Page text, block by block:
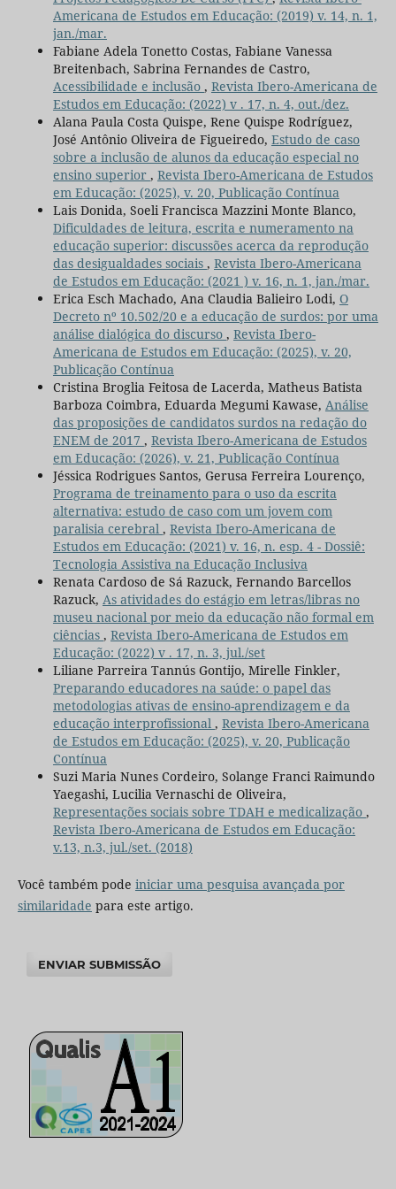
Americana de Estudos em Educação: (2019) v. 14, n. 1,
jan./mar.
Fabiane Adela Tonetto Costas, Fabiane Vanessa
Breitenbach, Sabrina Fernandes de Castro,
Acessibilidade e inclusão , Revista Ibero-Americana de
Estudos em Educação: (2022) v . 17, n. 4, out./dez.
Alana Paula Costa Quispe, Rene Quispe Rodríguez,
José Antônio Oliveira de Figueiredo, Estudo de caso
sobre a inclusão de alunos da educação especial no
ensino superior , Revista Ibero-Americana de Estudos
em Educação: (2025), v. 20, Publicação Contínua
Lais Donida, Soeli Francisca Mazzini Monte Blanco,
Dificuldades de leitura, escrita e numeramento na
educação superior: discussões acerca da reprodução
das desigualdades sociais , Revista Ibero-Americana
de Estudos em Educação: (2021 ) v. 16, n. 1, jan./mar.
Erica Esch Machado, Ana Claudia Balieiro Lodi, O
Decreto nº 10.502/20 e a educação de surdos: por uma
análise dialógica do discurso , Revista Ibero-
Americana de Estudos em Educação: (2025), v. 20,
Publicação Contínua
Cristina Broglia Feitosa de Lacerda, Matheus Batista
Barboza Coimbra, Eduarda Megumi Kawase, Análise
das proposições de candidatos surdos na redação do
ENEM de 2017 , Revista Ibero-Americana de Estudos
em Educação: (2026), v. 21, Publicação Contínua
Jéssica Rodrigues Santos, Gerusa Ferreira Lourenço,
Programa de treinamento para o uso da escrita
alternativa: estudo de caso com um jovem com
paralisia cerebral , Revista Ibero-Americana de
Estudos em Educação: (2021) v. 16, n. esp. 4 - Dossiê:
Tecnologia Assistiva na Educação Inclusiva
Renata Cardoso de Sá Razuck, Fernando Barcellos
Razuck, As atividades do estágio em letras/libras no
museu nacional por meio da educação não formal em
ciências , Revista Ibero-Americana de Estudos em
Educação: (2022) v . 17, n. 3, jul./set
Liliane Parreira Tannús Gontijo, Mirelle Finkler,
Preparando educadores na saúde: o papel das
metodologias ativas de ensino-aprendizagem e da
educação interprofissional , Revista Ibero-Americana
de Estudos em Educação: (2025), v. 20, Publicação
Contínua
Suzi Maria Nunes Cordeiro, Solange Franci Raimundo
Yaegashi, Lucilia Vernaschi de Oliveira,
Representações sociais sobre TDAH e medicalização ,
Revista Ibero-Americana de Estudos em Educação:
v.13, n.3, jul./set. (2018)
Você também pode iniciar uma pesquisa avançada por
similaridade para este artigo.
ENVIAR SUBMISSÃO